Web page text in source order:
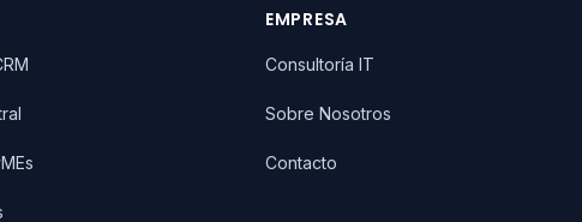
EMPRESA
Consultoría IT
Sobre Nosotros
Contacto